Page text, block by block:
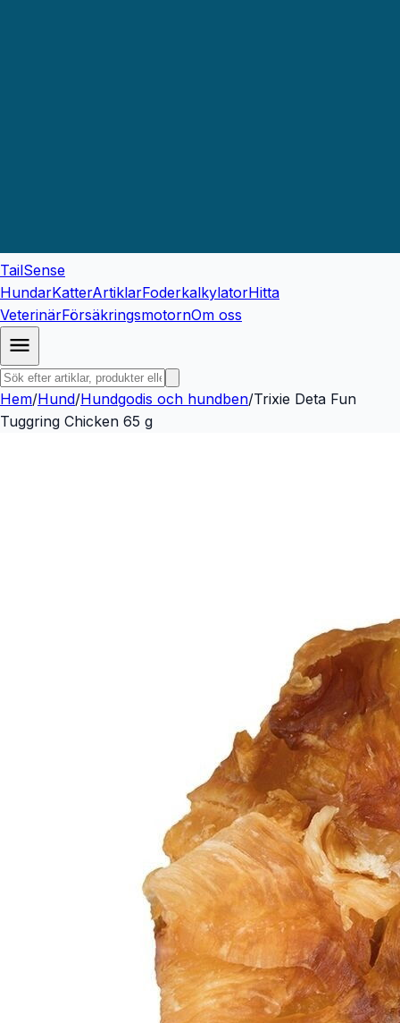
TailSense
HundarKatterArtiklarFoderkalkylatorHitta
VeterinärFörsäkringsmotornOm oss
Hem/Hund/Hundgodis och hundben/Trixie Deta Fun
Tuggring Chicken 65 g